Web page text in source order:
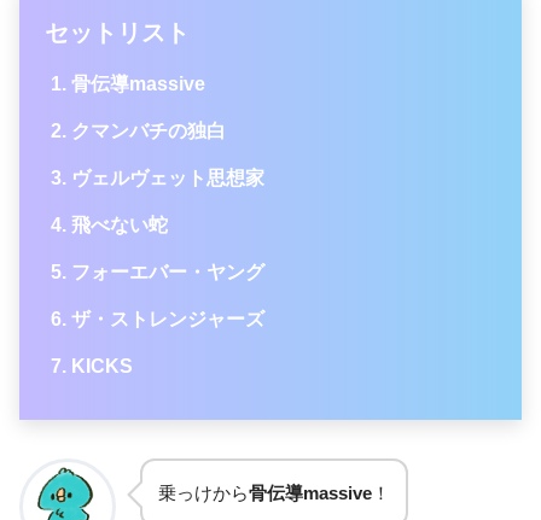
セットリスト
骨伝導massive
クマンバチの独白
ヴェルヴェット思想家
飛べない蛇
フォーエバー・ヤング
ザ・ストレンジャーズ
KICKS
乗っけから骨伝導massive ！